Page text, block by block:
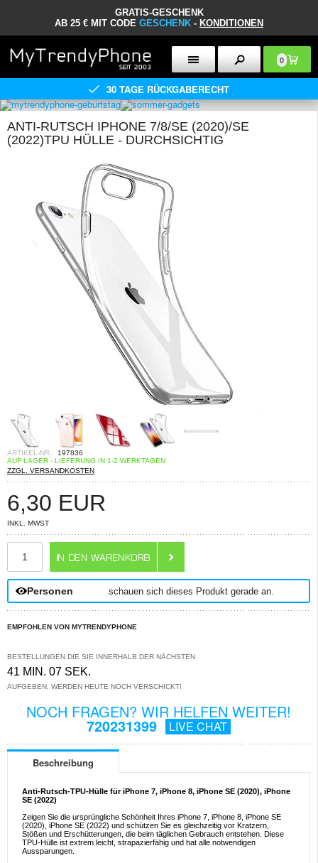
GRATIS-GESCHENK
AB 25 € MIT CODE GESCHENK - KONDITIONEN
0
30 TAGE RÜCKGABERECHT
ANTI-RUTSCH IPHONE 7/8/SE (2020)/SE
(2022)TPU HÜLLE - DURCHSICHTIG
ARTIKEL-NR.:
197836
AUF LAGER - LIEFERUNG IN 1-2 WERKTAGEN
ZZGL. VERSANDKOSTEN
6,30 EUR
INKL. MWST
Personen schauen sich dieses Produkt gerade an.
EMPFOHLEN VON MYTRENDYPHONE
BESTELLUNGEN DIE SIE INNERHALB DER NÄCHSTEN
41 MIN. 06 SEK.
AUFGEBEN, WERDEN HEUTE NOCH VERSCHICKT!
NOCH FRAGEN? WIR HELFEN WEITER!
720231399 LIVE CHAT
Beschreibung
Anti-Rutsch-TPU-Hülle für iPhone 7, iPhone 8, iPhone SE (2020), iPhone
SE (2022)
Zeigen Sie die ursprüngliche Schönheit Ihres iPhone 7, iPhone 8, iPhone SE
(2020), iPhone SE (2022) und schützen Sie es gleichzeitig vor Kratzern,
Stößen und Erschütterungen, die beim täglichen Gebrauch entstehen. Diese
TPU-Hülle ist extrem leicht, strapazierfähig und hat alle notwendigen
Aussparungen.